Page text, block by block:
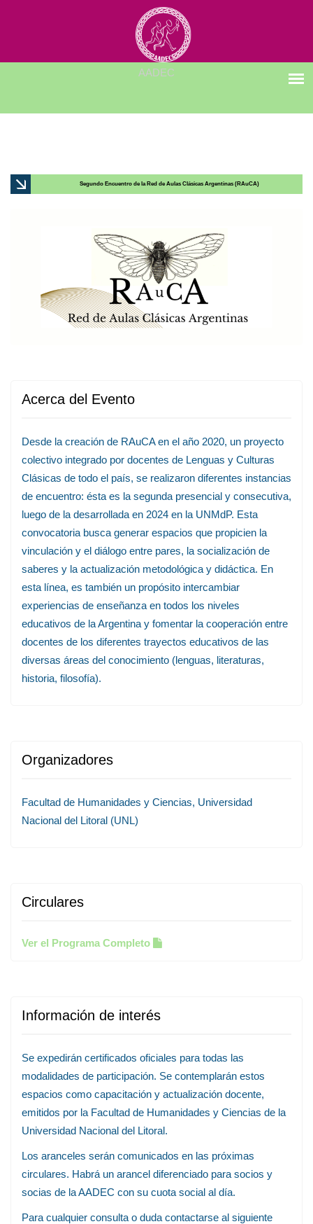
Segundo Encuentro de la Red de Aulas Clásicas Argentinas (RAuCA)
Acerca del Evento
Desde la creación de RAuCA en el año 2020, un proyecto
colectivo integrado por docentes de Lenguas y Culturas
Clásicas de todo el país, se realizaron diferentes instancias
de encuentro: ésta es la segunda presencial y consecutiva,
luego de la desarrollada en 2024 en la UNMdP. Esta
convocatoria busca generar espacios que propicien la
vinculación y el diálogo entre pares, la socialización de
saberes y la actualización metodológica y didáctica. En
esta línea, es también un propósito intercambiar
experiencias de enseñanza en todos los niveles
educativos de la Argentina y fomentar la cooperación entre
docentes de los diferentes trayectos educativos de las
diversas áreas del conocimiento (lenguas, literaturas,
historia, filosofía).
Organizadores
Facultad de Humanidades y Ciencias, Universidad
Nacional del Litoral (UNL)
Circulares
Ver el Programa Completo
Información de interés
Se expedirán certificados oficiales para todas las
modalidades de participación. Se contemplarán estos
espacios como capacitación y actualización docente,
emitidos por la Facultad de Humanidades y Ciencias de la
Universidad Nacional del Litoral.
Los aranceles serán comunicados en las próximas
circulares. Habrá un arancel diferenciado para socios y
socias de la AADEC con su cuota social al día.
Para cualquier consulta o duda contactarse al siguiente